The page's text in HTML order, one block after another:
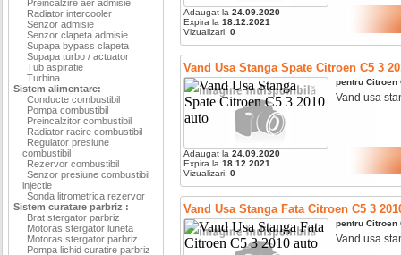
Preincalzire aer admisie
Radiator intercooler
Senzor admisie
Senzor clapeta admisie
Supapa bypass clapeta
Supapa turbo / actuator
Tub aspiratie
Turbina
Sistem alimentare:
Conducte combustibil
Pompa combustibil
Preincalzitor combustibil
Radiator racire combustibil
Regulator presiune
combustibil
Rezervor combustibil
Senzor presiune combustibil
injectie
Sonda litrometrica rezervor
Sistem curatare parbriz :
Brat stergator parbriz
Motoras stergator luneta
Motoras stergator parbriz
Pompa lichid curatire parbriz
Adaugat la 24.09.2020
Expira la 18.12.2021
Vizualizari: 0
Vand Usa Stanga Spate Citroen C5 3
Adaugat la 24.09.2020
Expira la 18.12.2021
Vizualizari: 0
pentru Citroen
Vand usa
Vand Usa Stanga Fata Citroen C5 3
pentru Citroen
Vand usa